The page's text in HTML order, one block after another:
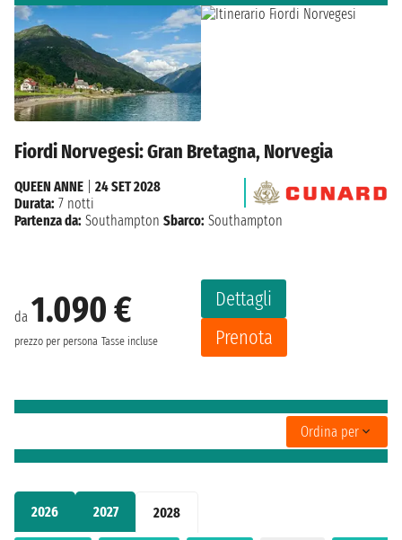
2026 2027 2028
Fiordi Norvegesi: Gran Bretagna, Norvegia
da 1.090 €
prezzo per persona Tasse incluse
Dettagli
Prenota
QUEEN ANNE
24 SET 2028
Durata: 7 notti
Partenza da: Southampton Sbarco: Southampton
Ordina per